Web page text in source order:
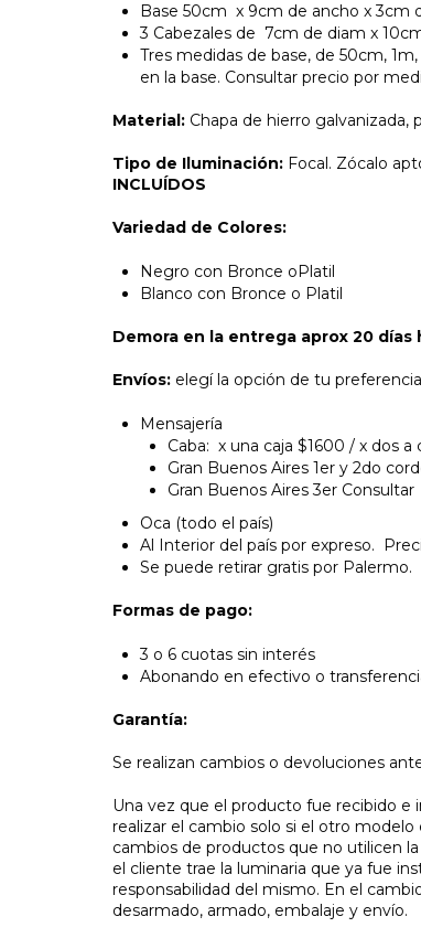
Base 50cm x 9cm de ancho x 3cm
3 Cabezales de 7cm de diam x
Tres medidas de base, de 50cm,
en la base. Consultar precio por
Material: Chapa de hierro galvanizada,
Tipo de Iluminación: Focal. Zócalo
INCLUÍDOS
Variedad de Colores:
Negro con Bronce oPlatil
Blanco con Bronce o Platil
Demora en la entrega aprox 20
Envíos: elegí la opción de tu preferencia
Mensajería
Caba: x una caja $1600 / x dos a
Gran Buenos Aires 1er y 2do
Gran Buenos Aires 3er Consultar
Oca (todo el país)
Al Interior del país por expreso.
Se puede retirar gratis por Palermo.
Formas de pago:
3 o 6 cuotas sin interés
Abonando en efectivo o
Garantía:
Se realizan cambios o devoluciones
Una vez que el producto fue recibido e
realizar el cambio solo si el otro
cambios de productos que no utilicen
el cliente trae la luminaria que ya fue
responsabilidad del mismo. En el
desarmado, armado, embalaje y envío.